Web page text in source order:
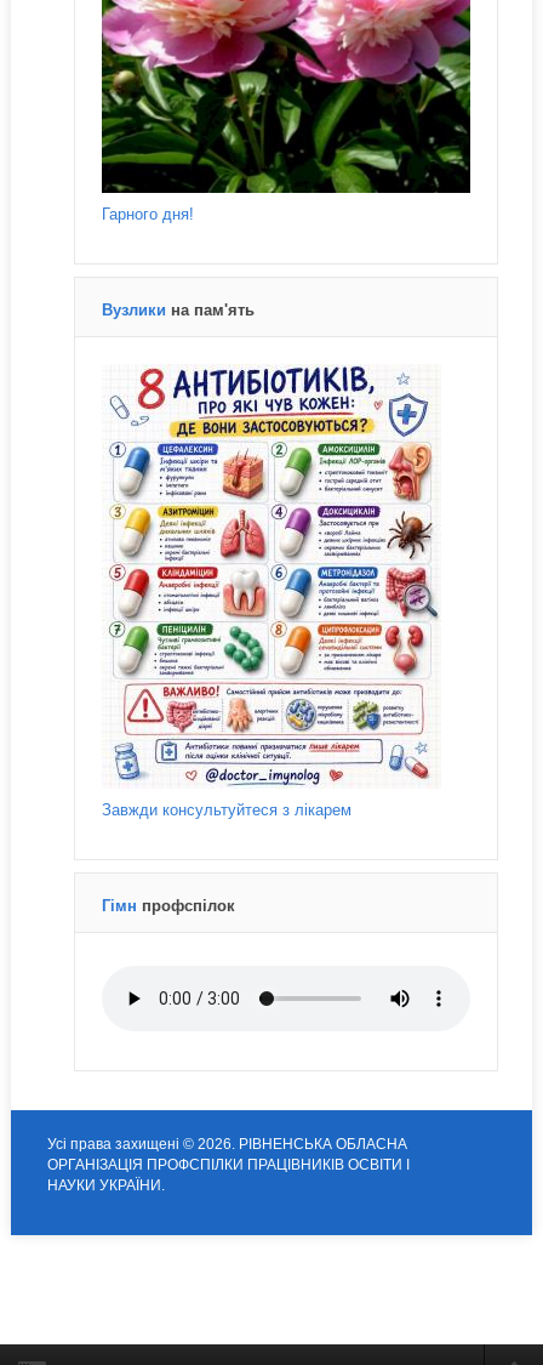
Гарного дня!
Вузлики на пам'ять
Завжди консультуйтеся з лікарем
Гімн профспілок
Усі права захищені © 2026. РІВНЕНСЬКА ОБЛАСНА
ОРГАНІЗАЦІЯ ПРОФСПІЛКИ ПРАЦІВНИКІВ ОСВІТИ І
НАУКИ УКРАЇНИ.